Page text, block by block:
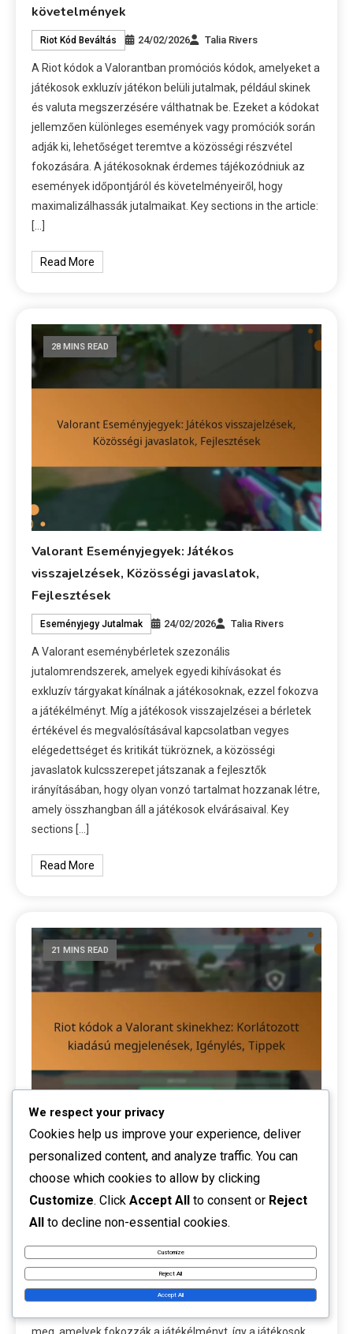
követelmények
Riot Kód Beváltás 24/02/2026 Talia Rivers
A Riot kódok a Valorantban promóciós kódok, amelyeket a
játékosok exkluzív játékon belüli jutalmak, például skinek
és valuta megszerzésére válthatnak be. Ezeket a kódokat
jellemzően különleges események vagy promóciók során
adják ki, lehetőséget teremtve a közösségi részvétel
fokozására. A játékosoknak érdemes tájékozódniuk az
események időpontjáról és követelményeiről, hogy
maximalizálhassák jutalmaikat. Key sections in the article:
[…]
Read More
28 MINS READ
Valorant Eseményjegyek: Játékos
visszajelzések, Közösségi javaslatok,
Fejlesztések
Eseményjegy Jutalmak 24/02/2026 Talia Rivers
A Valorant eseménybérletek szezonális
jutalomrendszerek, amelyek egyedi kihívásokat és
exkluzív tárgyakat kínálnak a játékosoknak, ezzel fokozva
a játékélményt. Míg a játékosok visszajelzései a bérletek
értékével és megvalósításával kapcsolatban vegyes
elégedettséget és kritikát tükröznek, a közösségi
javaslatok kulcsszerepet játszanak a fejlesztők
irányításában, hogy olyan vonzó tartalmat hozzanak létre,
amely összhangban áll a játékosok elvárásaival. Key
sections […]
Read More
21 MINS READ
Riot kódok a Valorant skinekhez: Korlátozott
kiadású megjelenések, Igénylés, Tippek
Riot Kód Beváltás 24/02/2026 Talia Rivers
kódok, amelyeket a játékosok beválthatnak exkluzív
játékon belüli tárgyakra, gyakran limitált kiadású
termékekhez és promóciós eseményekhez kapcsolódva.
We respect your privacy
Cookies help us improve your experience, deliver
personalized content, and analyze traffic. You can
choose which cookies to allow by clicking
Customize. Click Accept All to consent or Reject
All to decline non-essential cookies.
Customize
Reject All
Accept All